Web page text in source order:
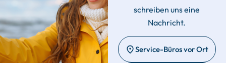
schreiben uns eine
Nachricht.
Service-Büros vor Ort